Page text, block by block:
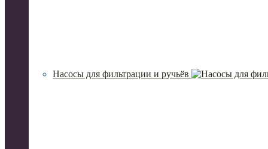
Насосы для фильтрации и ручьёв